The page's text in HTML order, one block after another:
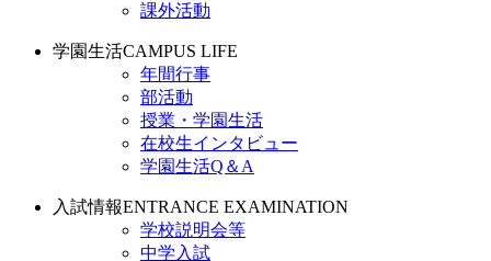
課外活動
学園生活CAMPUS LIFE
年間行事
部活動
授業・学園生活
在校生インタビュー
学園生活Q＆A
入試情報ENTRANCE EXAMINATION
学校説明会等
中学入試